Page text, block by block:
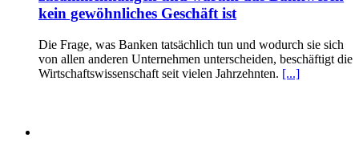
kein gewöhnliches Geschäft ist
Die Frage, was Banken tatsächlich tun und wodurch sie sich
von allen anderen Unternehmen unterscheiden, beschäftigt die
Wirtschaftswissenschaft seit vielen Jahrzehnten. [...]